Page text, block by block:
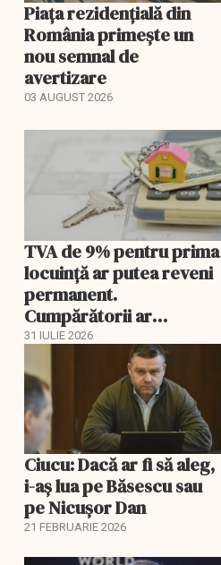
Piața rezidențială din
România primește un
nou semnal de
avertizare
03 AUGUST 2026
TVA de 9% pentru prima
locuință ar putea reveni
permanent.
Cumpărătorii ar
economisi zeci de mii de
31 IULIE 2026
Ciucu: Dacă ar fi să aleg,
i-aș lua pe Băsescu sau
pe Nicușor Dan
21 FEBRUARIE 2026